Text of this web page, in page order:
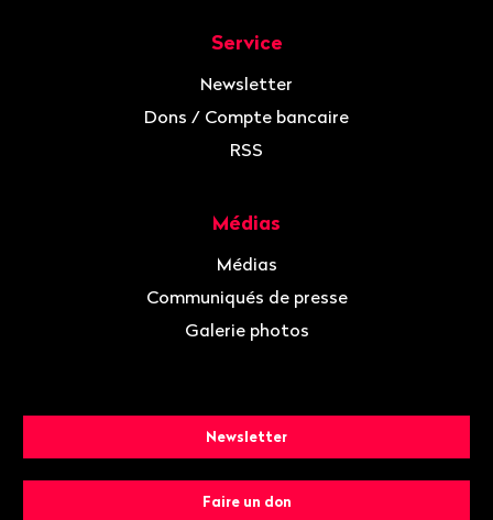
Service
Newsletter
Dons / Compte bancaire
RSS
Médias
Médias
Communiqués de presse
Galerie photos
Newsletter
Faire un don